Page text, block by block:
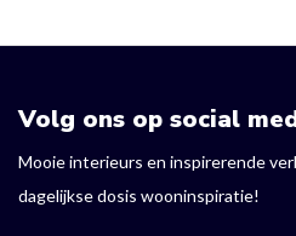
Volg ons op social
Mooie interieurs en inspirerende
dagelijkse dosis wooninspiratie!